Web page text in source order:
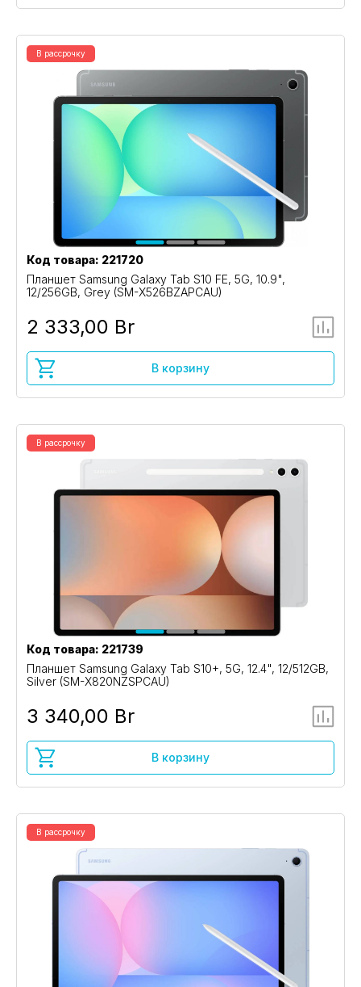
В рассрочку
Код товара: 221720
Планшет Samsung Galaxy Tab S10 FE, 5G, 10.9",
12/256GB, Grey (SM-X526BZAPCAU)
2 333,00 Br
В корзину
В рассрочку
Код товара: 221739
Планшет Samsung Galaxy Tab S10+, 5G, 12.4", 12/512GB,
Silver (SM-X820NZSPCAU)
3 340,00 Br
В корзину
В рассрочку